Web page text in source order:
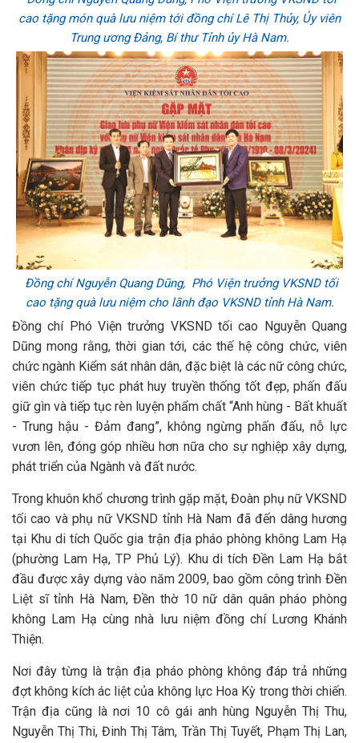
cao tặng món quà lưu niệm tới đồng chí Lê Thị Thủy, Ủy viên
Trung ương Đảng, Bí thư Tỉnh ủy Hà Nam.
Đồng chí Nguyễn Quang Dũng, Phó Viện trưởng VKSND tối
cao tặng quà lưu niệm cho lãnh đạo VKSND tỉnh Hà Nam.
Đồng chí Phó Viện trưởng VKSND tối cao Nguyễn Quang
Dũng mong rằng, thời gian tới, các thế hệ công chức, viên
chức ngành Kiểm sát nhân dân, đặc biệt là các nữ công chức,
viên chức tiếp tục phát huy truyền thống tốt đẹp, phấn đấu
giữ gìn và tiếp tục rèn luyện phẩm chất “Anh hùng - Bất khuất
- Trung hậu - Đảm đang”, không ngừng phấn đấu, nỗ lực
vươn lên, đóng góp nhiều hơn nữa cho sự nghiệp xây dựng,
phát triển của Ngành và đất nước.
Trong khuôn khổ chương trình gặp mặt, Đoàn phụ nữ VKSND
tối cao và phụ nữ VKSND tỉnh Hà Nam đã đến dâng hương
tại Khu di tích Quốc gia trận địa pháo phòng không Lam Hạ
(phường Lam Hạ, TP Phủ Lý). Khu di tích Đền Lam Hạ bắt
đầu được xây dựng vào năm 2009, bao gồm công trình Đền
Liệt sĩ tỉnh Hà Nam, Đền thờ 10 nữ dân quân pháo phòng
không Lam Hạ cùng nhà lưu niệm đồng chí Lương Khánh
Thiện.
Nơi đây từng là trận địa pháo phòng không đáp trả những
đợt không kích ác liệt của không lực Hoa Kỳ trong thời chiến.
Trận địa cũng là nơi 10 cô gái anh hùng Nguyễn Thị Thu,
Nguyễn Thị Thi, Đinh Thị Tâm, Trần Thị Tuyết, Phạm Thị Lan,